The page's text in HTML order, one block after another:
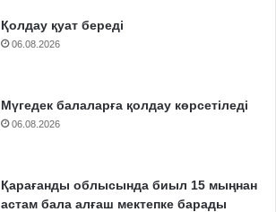
Қолдау қуат береді
06.08.2026
Мүгедек балаларға қолдау көрсетіледі
06.08.2026
Қарағанды облысында биыл 15 мыңнан
астам бала алғаш мектепке барады